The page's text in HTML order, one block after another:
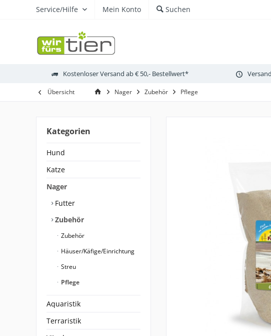
Service/Hilfe Mein Konto Suchen
Kostenloser Versand ab € 50,- Bestellwert*
Übersicht Nager Zubehör Pflege
Kategorien
Hund
Katze
Nager
Futter
Zubehör
Zubehör
Häuser/Käfige/Einrichtung
Streu
Pflege
Aquaristik
Terraristik